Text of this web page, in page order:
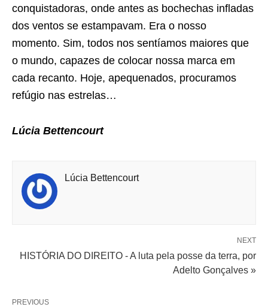
conquistadoras, onde antes as bochechas infladas
dos ventos se estampavam. Era o nosso
momento. Sim, todos nos sentíamos maiores que
o mundo, capazes de colocar nossa marca em
cada recanto. Hoje, apequenados, procuramos
refúgio nas estrelas…
Lúcia Bettencourt
Lúcia Bettencourt
NEXT
HISTÓRIA DO DIREITO - A luta pela posse da terra, por
Adelto Gonçalves »
PREVIOUS